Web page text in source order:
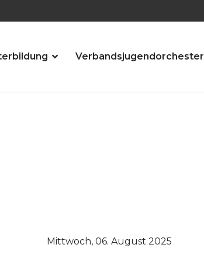
Verbandsjugendorchester
Mittwoch, 06. August 2025